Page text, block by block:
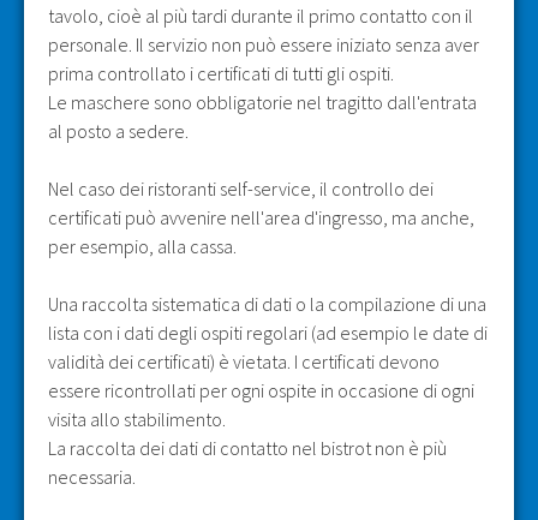
tavolo, cioè al più tardi durante il primo contatto con il
personale. Il servizio non può essere iniziato senza aver
prima controllato i certificati di tutti gli ospiti.
Le maschere sono obbligatorie nel tragitto dall'entrata
al posto a sedere.
Nel caso dei ristoranti self-service, il controllo dei
certificati può avvenire nell'area d'ingresso, ma anche,
per esempio, alla cassa.
Una raccolta sistematica di dati o la compilazione di una
lista con i dati degli ospiti regolari (ad esempio le date di
validità dei certificati) è vietata. I certificati devono
essere ricontrollati per ogni ospite in occasione di ogni
visita allo stabilimento.
La raccolta dei dati di contatto nel bistrot non è più
necessaria.